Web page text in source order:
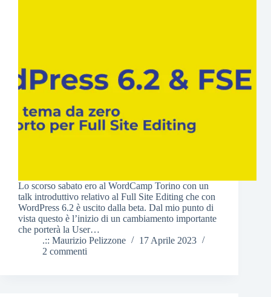
Lo scorso sabato ero al WordCamp Torino con un
talk introduttivo relativo al Full Site Editing che con
WordPress 6.2 è uscito dalla beta. Dal mio punto di
vista questo è l’inizio di un cambiamento importante
che porterà la User…
.:: Maurizio Pelizzone
17 Aprile 2023
2 commenti